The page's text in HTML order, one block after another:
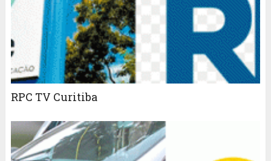
RPC TV Curitiba